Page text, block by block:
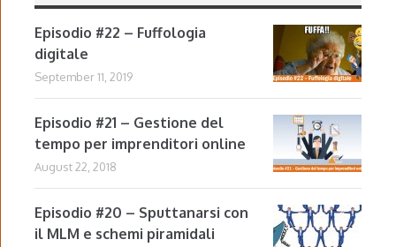
Episodio #22 – Fuffologia
digitale
September 11, 2019
Episodio #21 – Gestione del
tempo per imprenditori online
August 22, 2018
Episodio #20 – Sputtanarsi con
il MLM e schemi piramidali